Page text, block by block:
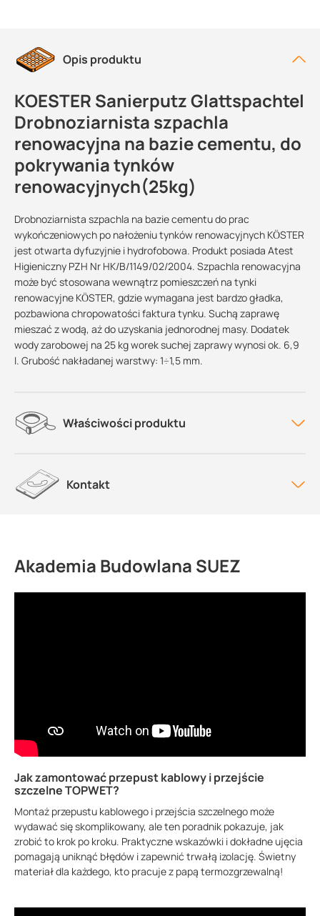
Opis produktu
KOESTER Sanierputz Glattspachtel
Drobnoziarnista szpachla
renowacyjna na bazie cementu, do
pokrywania tynków
renowacyjnych(25kg)
Drobnoziarnista szpachla na bazie cementu do prac
wykończeniowych po nałożeniu tynków renowacyjnych KÖSTER
jest otwarta dyfuzyjnie i hydrofobowa. Produkt posiada Atest
Higieniczny PZH Nr HK/B/1149/02/2004. Szpachla renowacyjna
może być stosowana wewnątrz pomieszczeń na tynki
renowacyjne KÖSTER, gdzie wymagana jest bardzo gładka,
pozbawiona chropowatości faktura tynku. Suchą zaprawę
mieszać z wodą, aż do uzyskania jednorodnej masy. Dodatek
wody zarobowej na 25 kg worek suchej zaprawy wynosi ok. 6,9
l. Grubość nakładanej warstwy: 1÷1,5 mm.
Właściwości produktu
Kontakt
Akademia Budowlana SUEZ
Jak zamontować przepust kablowy i przejście
szczelne TOPWET?
Montaż przepustu kablowego i przejścia szczelnego może
wydawać się skomplikowany, ale ten poradnik pokazuje, jak
zrobić to krok po kroku. Praktyczne wskazówki i dokładne ujęcia
pomagają uniknąć błędów i zapewnić trwałą izolację. Świetny
materiał dla każdego, kto pracuje z papą termozgrzewalną!